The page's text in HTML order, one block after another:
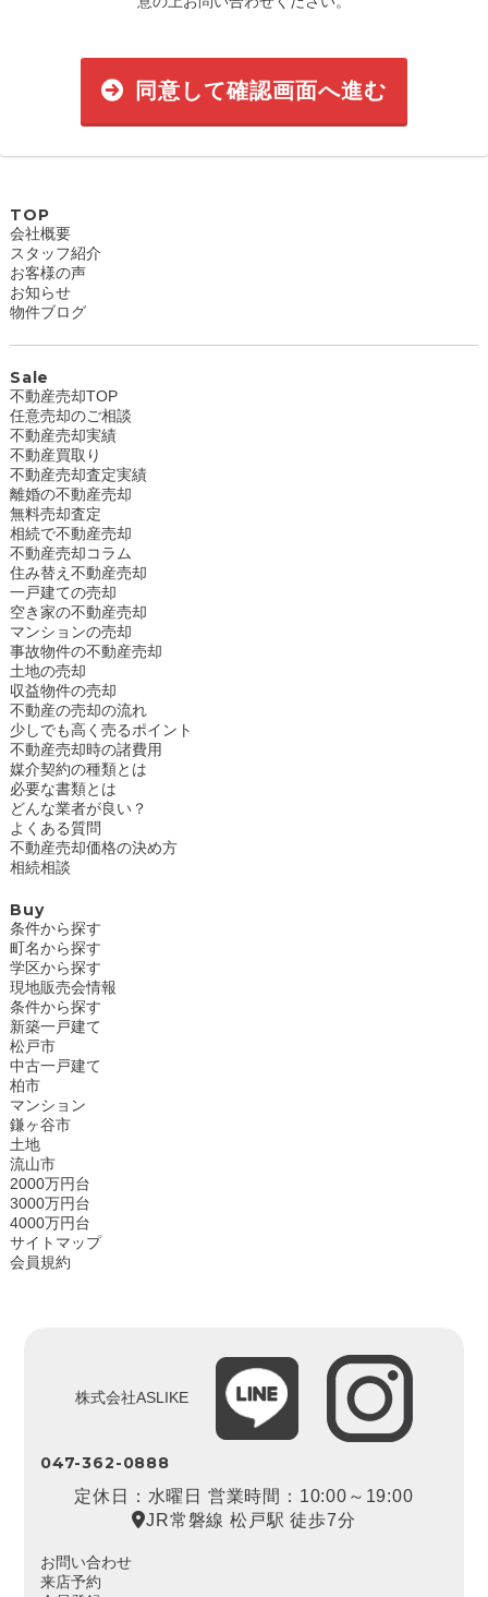
同意して確認画面へ進む
TOP
会社概要
スタッフ紹介
お客様の声
お知らせ
物件ブログ
Sale
不動産売却TOP
任意売却のご相談
不動産売却実績
不動産買取り
不動産売却査定実績
離婚の不動産売却
無料売却査定
相続で不動産売却
不動産売却コラム
住み替え不動産売却
一戸建ての売却
空き家の不動産売却
マンションの売却
事故物件の不動産売却
土地の売却
収益物件の売却
不動産の売却の流れ
少しでも高く売るポイント
不動産売却時の諸費用
媒介契約の種類とは
必要な書類とは
どんな業者が良い？
よくある質問
不動産売却価格の決め方
相続相談
Buy
条件から探す
町名から探す
学区から探す
現地販売会情報
条件から探す
新築一戸建て
松戸市
中古一戸建て
柏市
マンション
鎌ヶ谷市
土地
流山市
2000万円台
3000万円台
4000万円台
サイトマップ
会員規約
株式会社ASLIKE
047-362-0888
定休日：水曜日 営業時間：10:00～19:00
JR常磐線 松戸駅 徒歩7分
お問い合わせ
来店予約